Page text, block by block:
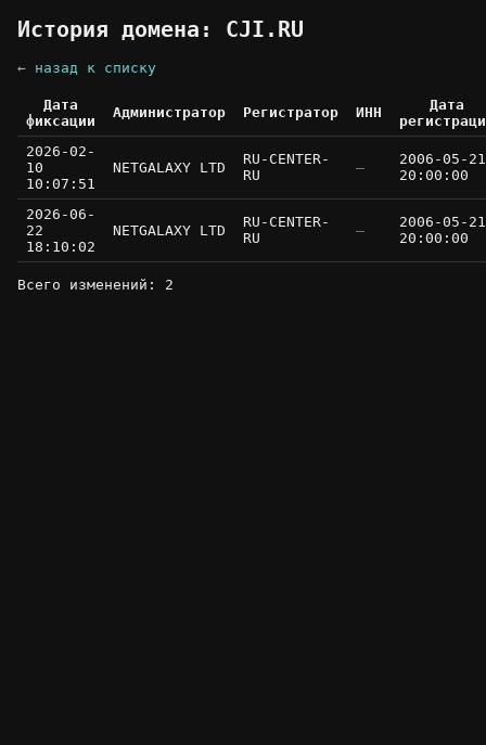
История домена: CJI.RU
← назад к списку
Дата
фиксации
Администратор Регистратор ИНН
Дата
2026-02-
10
10:07:51
NETGALAXY LTD
RU-CENTER-
RU
—
2006-05-21
20:00:00
2026-06-
22
18:10:02
NETGALAXY LTD
RU-CENTER-
RU
—
2006-05-21
20:00:00
Всего изменений: 2